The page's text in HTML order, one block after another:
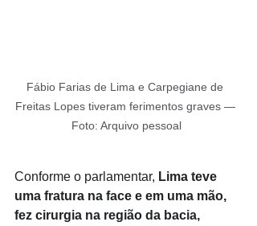
Fábio Farias de Lima e Carpegiane de
Freitas Lopes tiveram ferimentos graves —
Foto: Arquivo pessoal
Conforme o parlamentar, Lima teve
uma fratura na face e em uma mão,
fez cirurgia na região da bacia,